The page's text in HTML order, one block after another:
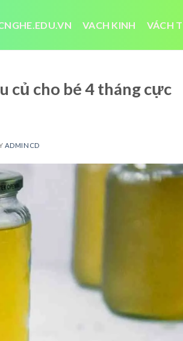
VACH KINH VÁCH
củ cho bé 4 tháng cực
ADMINCD